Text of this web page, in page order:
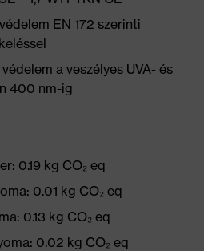
EN 172 szerinti
a veszélyes UVA- és
400 nm-ig
0.19 kg CO₂ eq
0.01 kg CO₂ eq
0.13 kg CO₂ eq
0.02 kg CO₂ eq